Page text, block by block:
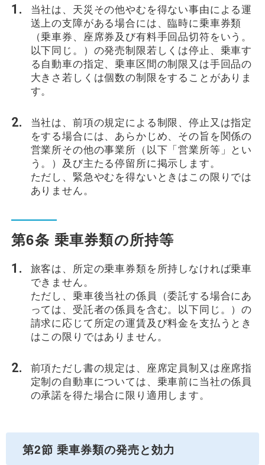
当社は、天災その他やむを得ない事由による運
送上の支障がある場合には、臨時に乗車券類
（乗車券、座席券及び有料手回品切符をいう。
以下同じ。）の発売制限若しくは停止、乗車す
る自動車の指定、乗車区間の制限又は手回品の
大きさ若しくは個数の制限をすることがありま
す。
当社は、前項の規定による制限、停止又は指定
をする場合には、あらかじめ、その旨を関係の
営業所その他の事業所（以下「営業所等」とい
う。）及び主たる停留所に掲示します。
ただし、緊急やむを得ないときはこの限りでは
ありません。
第6条 乗車券類の所持等
旅客は、所定の乗車券類を所持しなければ乗車
できません。
ただし、乗車後当社の係員（委託する場合にあ
っては、受託者の係員を含む。以下同じ。）の
請求に応じて所定の運賃及び料金を支払うとき
はこの限りではありません。
前項ただし書の規定は、座席定員制又は座席指
定制の自動車については、乗車前に当社の係員
の承諾を得た場合に限り適用します。
第2節 乗車券類の発売と効力